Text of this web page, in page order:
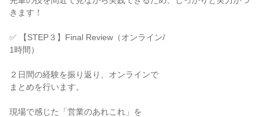
きます！
✅ 【STEP３】Final Review（オンライン/
1時間）
２日間の経験を振り返り、オンラインで
まとめを行います。
現場で感じた「営業のあれこれ」を